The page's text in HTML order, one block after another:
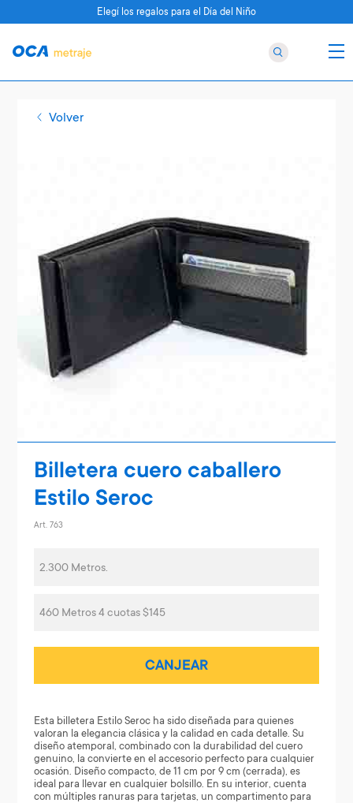
Volver
Billetera cuero caballero
Estilo Seroc
Art. 763
2.300 Metros.
460 Metros 4 cuotas $145
CANJEAR
Esta billetera Estilo Seroc ha sido diseñada para quienes
valoran la elegancia clásica y la calidad en cada detalle. Su
diseño atemporal, combinado con la durabilidad del cuero
genuino, la convierte en el accesorio perfecto para cualquier
ocasión. Diseño compacto, de 11 cm por 9 cm (cerrada), es
ideal para llevar en cualquier bolsillo. En su interior, cuenta
con múltiples ranuras para tarjetas, un compartimento para
Elegí los regalos para el Día del Niño